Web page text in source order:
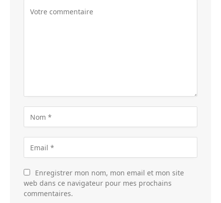
Enregistrer mon nom, mon email et mon site
web dans ce navigateur pour mes prochains
commentaires.